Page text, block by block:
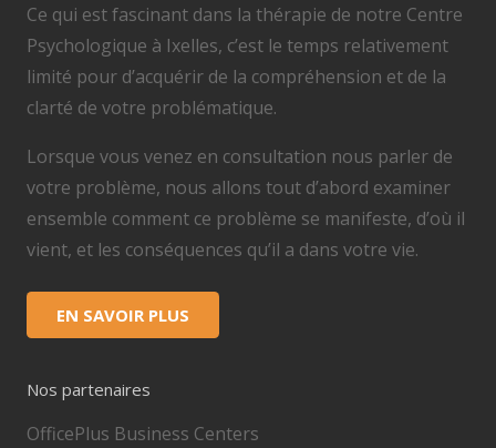
Ce qui est fascinant dans la thérapie de notre Centre
Psychologique à Ixelles, c’est le temps relativement
limité pour d’acquérir de la compréhension et de la
clarté de votre problématique.
Lorsque vous venez en consultation nous parler de
votre problème, nous allons tout d’abord examiner
ensemble comment ce problème se manifeste, d’où il
vient, et les conséquences qu’il a dans votre vie.
EN SAVOIR PLUS
Nos partenaires
OfficePlus Business Centers